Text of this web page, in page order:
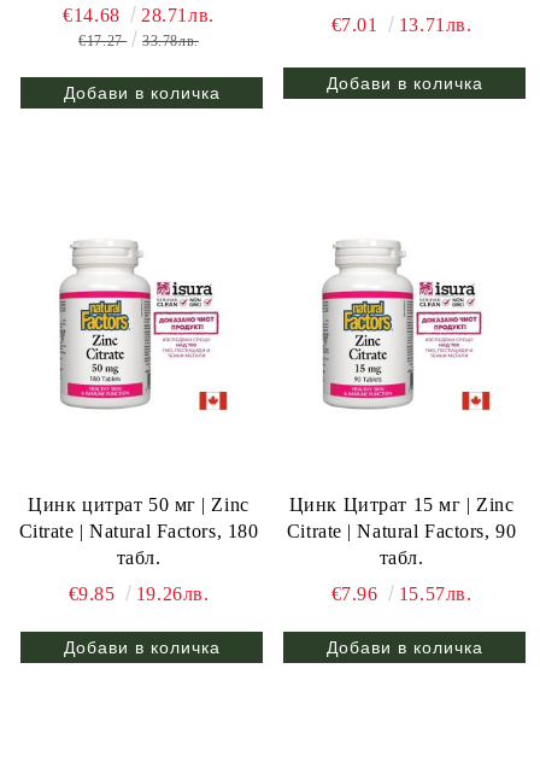
€14.68 28.71лв.
€17.27 33.78лв.
€7.01 13.71лв.
Цинк цитрат 50 мг | Zinc
Citrate | Natural Factors, 180
табл.
€9.85
19.26лв.
Цинк Цитрат 15 мг | Zinc
Citrate | Natural Factors, 90
табл.
€7.96
15.57лв.